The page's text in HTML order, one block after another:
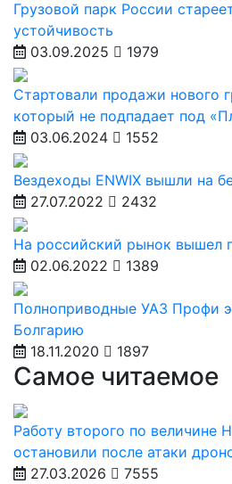
Грузовой парк России
устойчивость
03.09.2025
1979
Стартовали продажи нового
который не подпадает под
03.06.2024
1552
Вездеходы ENWIX вышли на
27.07.2022
2432
На российский рынок вышел
02.06.2022
1389
Полноприводные УАЗ Профи
Болгарию
18.11.2020
1897
Самое читаемое
Работу второго по величине
остановили после атаки
27.03.2026
7555